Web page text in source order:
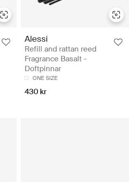
Alessi
Refill and rattan reed
Fragrance Basalt -
Doftpinnar
ONE SIZE
430 kr